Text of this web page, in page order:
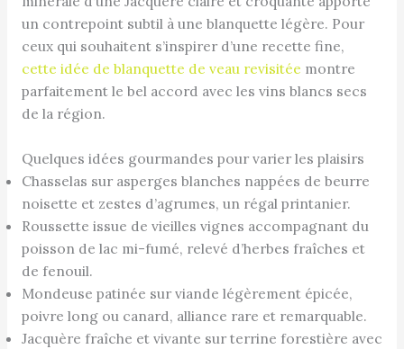
un contrepoint subtil à une blanquette légère. Pour
ceux qui souhaitent s’inspirer d’une recette fine,
cette idée de blanquette de veau revisitée montre
parfaitement le bel accord avec les vins blancs secs
de la région.
Quelques idées gourmandes pour varier les plaisirs
Chasselas sur asperges blanches nappées de beurre
noisette et zestes d’agrumes, un régal printanier.
Roussette issue de vieilles vignes accompagnant du
poisson de lac mi-fumé, relevé d’herbes fraîches et
de fenouil.
Mondeuse patinée sur viande légèrement épicée,
poivre long ou canard, alliance rare et remarquable.
Jacquère fraîche et vivante sur terrine forestière avec